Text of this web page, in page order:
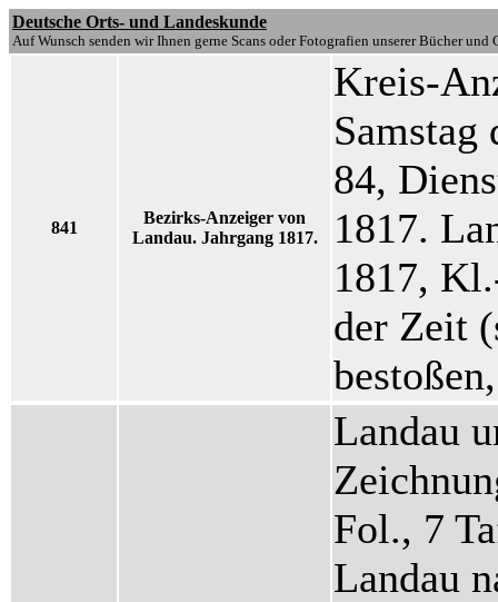
Deutsche Orts- und Landeskunde
Auf Wunsch senden wir Ihnen gerne Scans oder Fotografien unserer Bücher und
841
Bezirks-Anzeiger von
Landau. Jahrgang 1817.
Kreis-
Samstag
84,
1817.
1817,
der Zeit
Landau
Fol., 7
Landau